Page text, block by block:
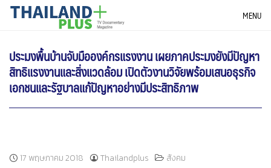
SkipTHAILANDPLUS NEWS MENU
ประมงพื้นบ้านจับมือองค์กรแรงงาน เผยภาคประมงยังมีปัญหา
สิทธิแรงงานและสิ่งแวดล้อม เปิดตัวงานวิจัยพร้อมเสนอธุรกิจ
เอกชนและรัฐบาลแก้ปัญหาอย่างมีประสิทธิภาพ
17 พฤษภาคม 2018 Thailandplus สังคม